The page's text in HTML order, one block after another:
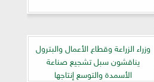
وزراء الزراعة وقطاع الأعمال والبترول
يناقشون سبل تشجيع صناعة
الأسمدة والتوسع إنتاجها